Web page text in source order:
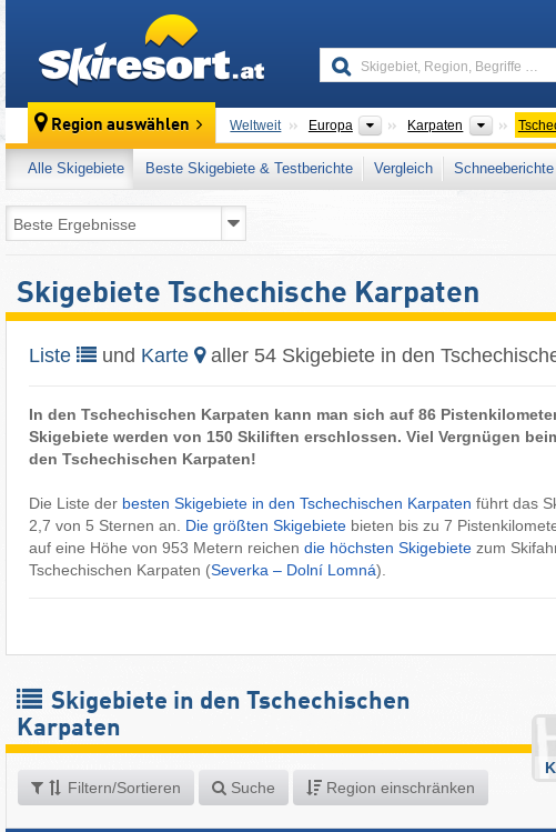
Region auswählen Weltweit Europa Kontinente
Karpaten
Alle Skigebiete Beste Skigebiete & Testberichte Vergleich Schneeberichte
Skigebiete Tschechische Karpaten
Liste und Karte aller 54 Skigebiete in den
In den Tschechischen Karpaten kann man sich auf 86
Skigebiete werden von 150 Skiliften erschlossen. Viel Vergnügen
den Tschechischen Karpaten!
Die Liste der besten Skigebiete in den Tschechischen Karpaten führt das
2,7 von 5 Sternen an. Die größten Skigebiete bieten bis zu 7
auf eine Höhe von 953 Metern reichen die höchsten Skigebiete zum
Tschechischen Karpaten (Severka – Dolní Lomná).
Skigebiete in den Tschechischen
Karpaten
Filtern/Sortieren Suche Region einschränken